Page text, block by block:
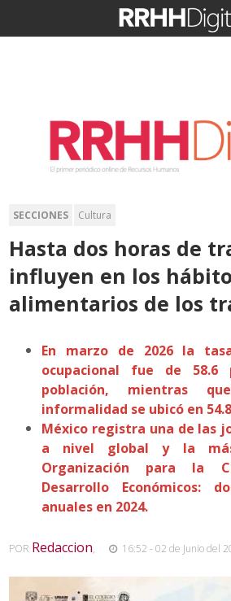
SECCIONES Cultura
Hasta dos horas de
influyen en los
alimentarios de los
En marzo de 2026 la
ocupacional fue de
población, mientras
informalidad se ubicó en
México registra una de las
a nivel global y la
Organización para la
Desarrollo Económicos:
anuales en 2024.
POR Redaccion, 16:52 - 02 de Junio del